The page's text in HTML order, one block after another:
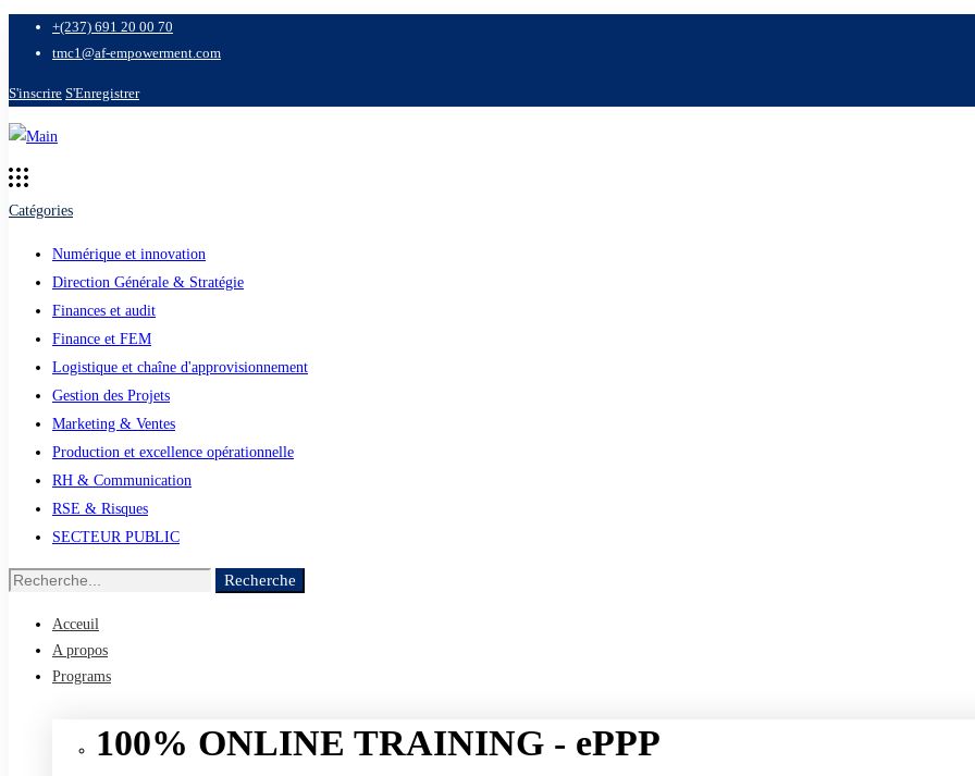
+(237) 691 20 00 70
tmc1@af-empowerment.com
S'inscrire S'Enregistrer
Catégories
Numérique et innovation
Direction Générale & Stratégie
Finances et audit
Finance et FEM
Logistique et chaîne d'approvisionnement
Gestion des Projets
Marketing & Ventes
Production et excellence opérationnelle
RH & Communication
RSE & Risques
SECTEUR PUBLIC
Recherche
Recherche
Acceuil
A propos
Programs
100% ONLINE TRAINING - ePPP